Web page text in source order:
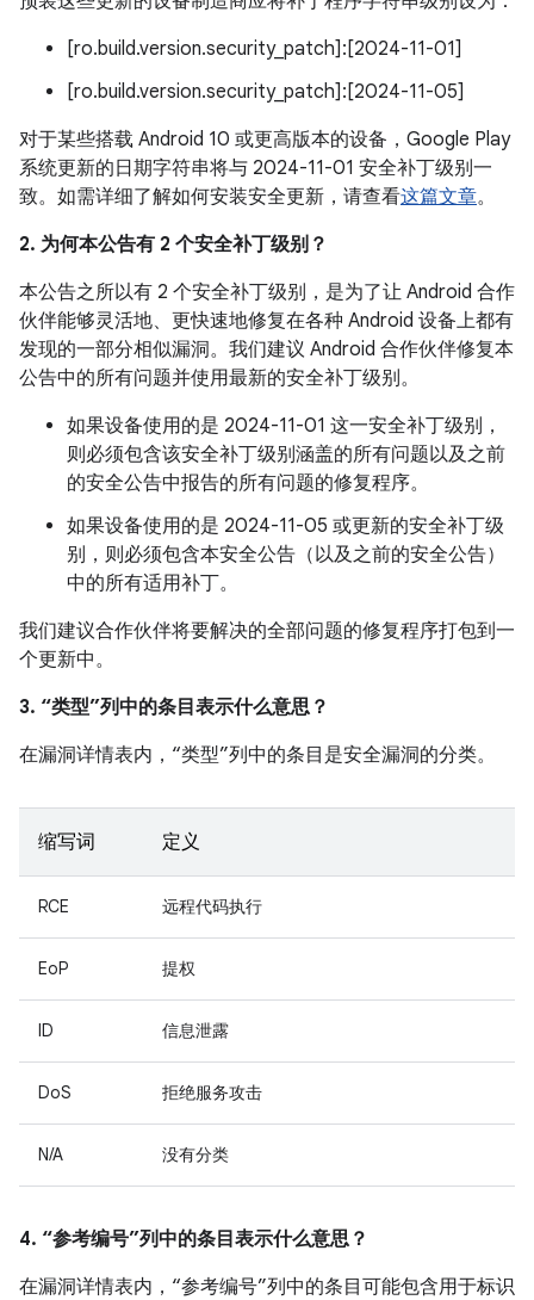
[ro.build.version.security_patch]:[2024-11-01]
[ro.build.version.security_patch]:[2024-11-05]
对于某些搭载 Android 10 或更高版本的设备，Google Play
系统更新的日期字符串将与 2024-11-01 安全补丁级别一
致。如需详细了解如何安装安全更新，请查看这篇文章。
2. 为何本公告有 2 个安全补丁级别？
本公告之所以有 2 个安全补丁级别，是为了让 Android 合作
伙伴能够灵活地、更快速地修复在各种 Android 设备上都有
发现的一部分相似漏洞。我们建议 Android 合作伙伴修复本
公告中的所有问题并使用最新的安全补丁级别。
如果设备使用的是 2024-11-01 这一安全补丁级别，
则必须包含该安全补丁级别涵盖的所有问题以及之前
的安全公告中报告的所有问题的修复程序。
如果设备使用的是 2024-11-05 或更新的安全补丁级
别，则必须包含本安全公告（以及之前的安全公告）
中的所有适用补丁。
我们建议合作伙伴将要解决的全部问题的修复程序打包到一
个更新中。
3. “类型”列中的条目表示什么意思？
在漏洞详情表内，“类型”列中的条目是安全漏洞的分类。
缩写词 定义
RCE 远程代码执行
EoP 提权
ID 信息泄露
DoS 拒绝服务攻击
N/A 没有分类
4. “参考编号”列中的条目表示什么意思？
在漏洞详情表内，“参考编号”列中的条目可能包含用于标识